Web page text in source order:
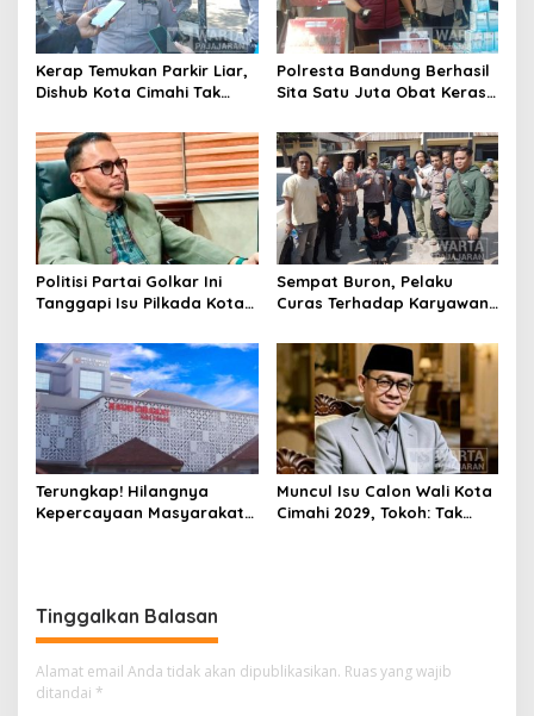
Kerap Temukan Parkir Liar,
Dishub Kota Cimahi Tak
Pembinaan
Polresta Bandung Berhasil
Sita Satu Juta Obat Keras
Kasus Narkoba
Politisi Partai Golkar Ini
Tanggapi Isu Pilkada Kota
Sempat Buron, Pelaku
Curas Terhadap Karyawan
Ditangkap Polisi
Terungkap! Hilangnya
Kepercayaan Masyarakat
Muncul Isu Calon Wali Kota
Cimahi 2029, Tokoh: Tak
Tinggalkan Balasan
Alamat email Anda tidak akan dipublikasikan. Ruas yang wajib
ditandai *